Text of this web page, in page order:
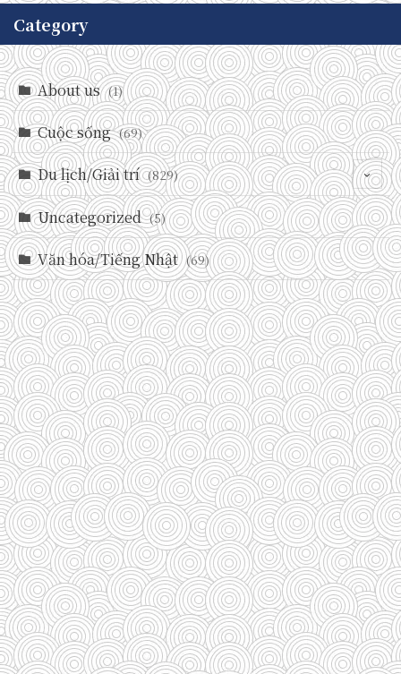
Category
About us (1)
Cuộc sống (69)
Du lịch/Giải trí (829)
(146)
(71)
(237)
(588)
(29)
(27)
(110)
(185)
(29)
(128)
(33)
(33)
Uncategorized (5)
Văn hóa/Tiếng Nhật (69)